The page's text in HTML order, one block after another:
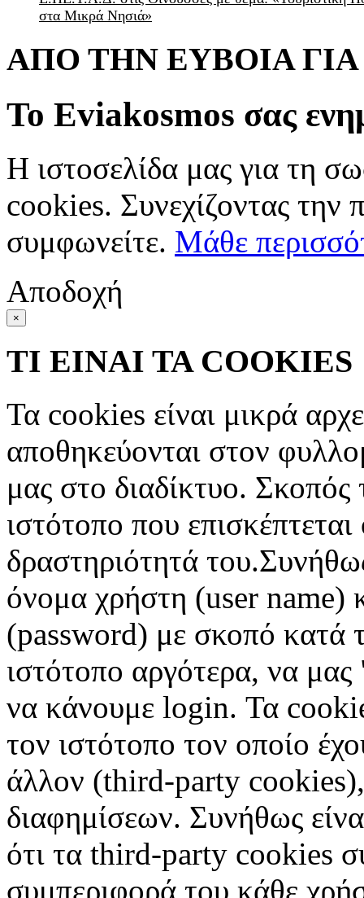
στα Μικρά Νησιά»
ΑΠΟ ΤΗΝ ΕΥΒΟΙΑ
Το Eviakosmos σας
Η ιστοσελίδα μας για τη
cookies. Συνεχίζοντας την
συμφωνείτε. Μάθε
Αποδοχή
×
ΤΙ ΕΙΝΑΙ ΤΑ COOKIES
Τα cookies είναι μικρά
αποθηκεύονται στον
μας στο διαδίκτυο. Σκοπός
ιστότοπο που
δραστηριότητά
όνομα χρήστη (user name)
(password) με σκοπό κατά
ιστότοπο αργότερα, να μας
να κάνουμε login. Τα
τον ιστότοπο τον οποίο
άλλον (third-party
διαφημίσεων. Συνήθως
ότι τα third-party cookies
συμπεριφορά του κάθε